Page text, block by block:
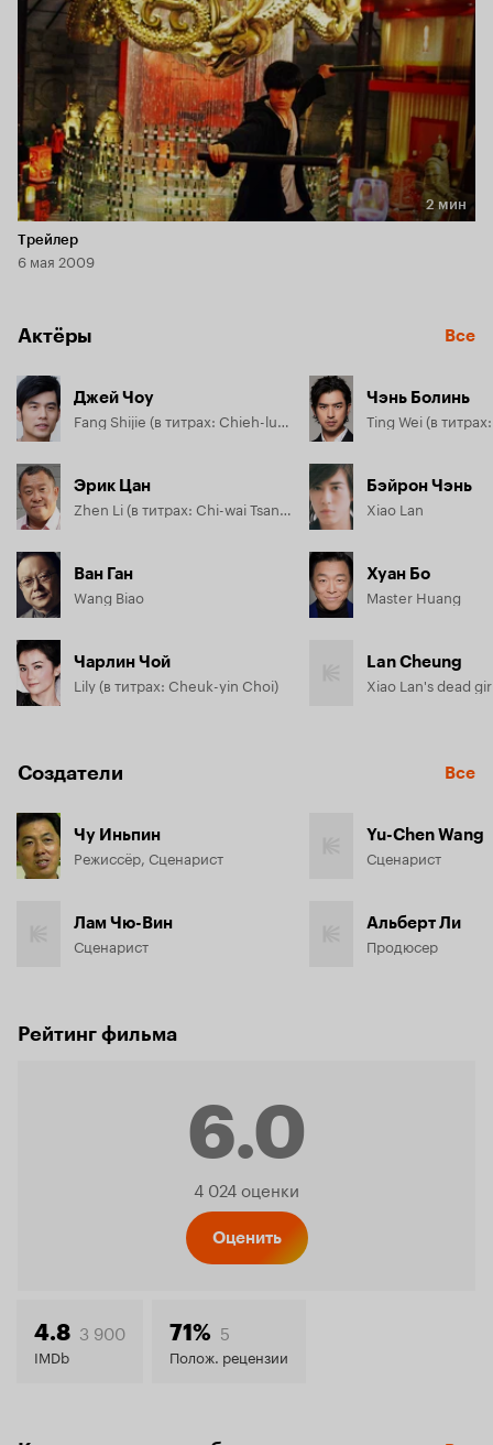
Длительность 2 мин
2 мин
Трейлер
6 мая 2009
Актёры Все
Джей Чоу
Эрик Цан
Ван Ган
Wang Biao
Чарлин Чой
Lily (в титрах: Cheuk-yin Choi)
Чэнь Болинь
Ting Wei (в
Бэйрон Чэнь
Xiao Lan
Хуан Бо
Master Huang
Lan Cheung
Xiao Lan's dead
Создатели Все
Чу Иньпин
Режиссёр, Сценарист
Лам Чю-Вин
Сценарист
Yu-Chen Wang
Сценарист
Альберт Ли
Продюсер
Рейтинг фильма
6.0
Рейтинг
6.0
4 024 оценки
Оценить
4.8 3 900
IMDb
71% 5
Полож. рецензии